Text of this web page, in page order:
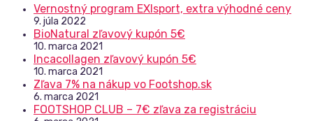
Vernostný program EXIsport, extra výhodné ceny
9. júla 2022
BioNatural zľavový kupón 5€
10. marca 2021
Incacollagen zľavový kupón 5€
10. marca 2021
Zľava 7% na nákup vo Footshop.sk
6. marca 2021
FOOTSHOP CLUB – 7€ zľava za registráciu